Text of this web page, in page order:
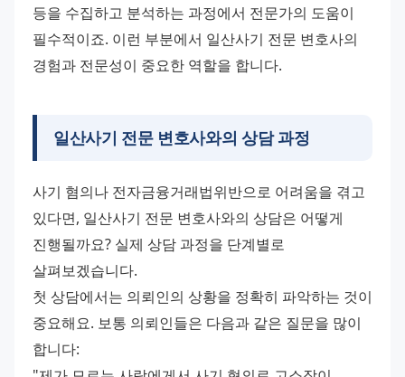
등을 수집하고 분석하는 과정에서 전문가의 도움이
필수적이죠. 이런 부분에서 일산사기 전문 변호사의
경험과 전문성이 중요한 역할을 합니다.
일산사기 전문 변호사와의 상담 과정
사기 혐의나 전자금융거래법위반으로 어려움을 겪고
있다면, 일산사기 전문 변호사와의 상담은 어떻게
진행될까요? 실제 상담 과정을 단계별로
살펴보겠습니다.
첫 상담에서는 의뢰인의 상황을 정확히 파악하는 것이
중요해요. 보통 의뢰인들은 다음과 같은 질문을 많이
합니다: